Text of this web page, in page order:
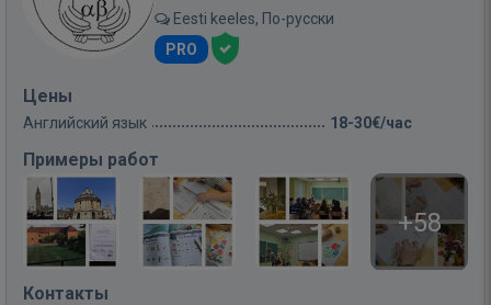
Eesti keeles, По-русски
PRO
Цены
Английский язык 18-30€/час
Примеры работ
+58
Контакты